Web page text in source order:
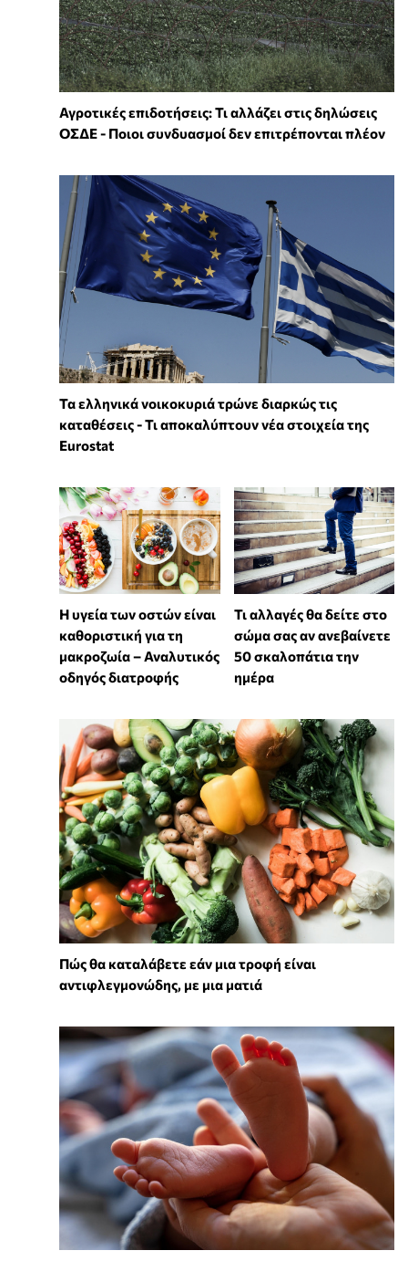
Αγροτικές επιδοτήσεις: Τι αλλάζει στις δηλώσεις
ΟΣΔΕ - Ποιοι συνδυασμοί δεν επιτρέπονται πλέον
Τα ελληνικά νοικοκυριά τρώνε διαρκώς τις
καταθέσεις - Τι αποκαλύπτουν νέα στοιχεία της
Eurostat
Η υγεία των οστών είναι
καθοριστική για τη
μακροζωία – Αναλυτικός
οδηγός διατροφής
Τι αλλαγές θα δείτε στο
σώμα σας αν ανεβαίνετε
50 σκαλοπάτια την
ημέρα
Πώς θα καταλάβετε εάν μια τροφή είναι
αντιφλεγμονώδης, με μια ματιά